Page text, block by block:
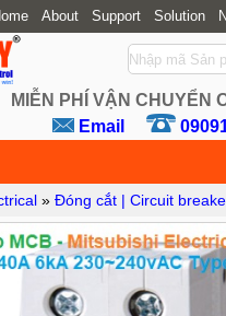
About Support Solution
MIỄN PHÍ VẬN CHUYỂN
Email
»Đóng cắt | Circuit